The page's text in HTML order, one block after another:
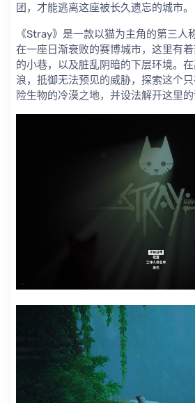
团，才能逃离这座被长久遗忘的城市。
《Stray》是一款以猫为主角的第三人
在一座日渐衰败的赛博城市，这里有
的小巷，以及脏乱阴暗的下层环境。
浪，抵御无法预见的威胁，探索这个
险生物的冷漠之地，并设法解开这里的